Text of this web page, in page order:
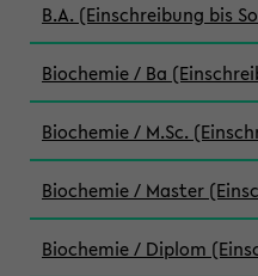
B.A. (Einschreibung bis
Biochemie / Ba
Biochemie / M.Sc.
Biochemie / Master
Biochemie / Diplom